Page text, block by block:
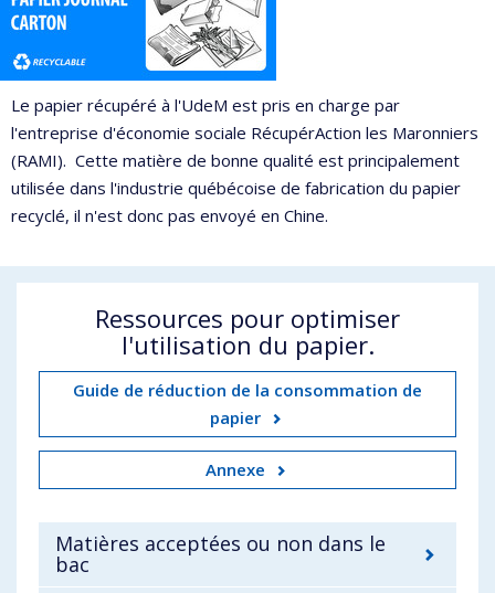
Le papier récupéré à l'UdeM est pris en charge par
l'entreprise d'économie sociale RécupérAction les Maronniers
(RAMI). Cette matière de bonne qualité est principalement
utilisée dans l'industrie québécoise de fabrication du papier
recyclé, il n'est donc pas envoyé en Chine.
Ressources pour optimiser
l'utilisation du papier.
Guide de réduction de la consommation de
papier
Annexe
Matières acceptées ou non dans le
bac